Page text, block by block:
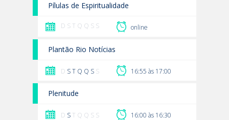
Pílulas de Espiritualidade
D S T Q Q S S online
Plantão Rio Notícias
D ST Q Q S S 16:55 às 17:00
Plenitude
D S T Q Q S S 16:00 às 16:30